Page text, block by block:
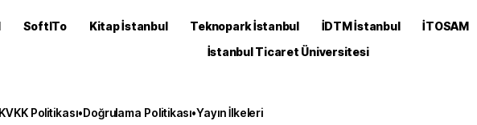
SoftITo Kitap İstanbul Teknopark İstanbul İDTM İstanbul İTOSAM
İstanbul Ticaret Üniversitesi
Politikası•Doğrulama Politikası•Yayın İlkeleri